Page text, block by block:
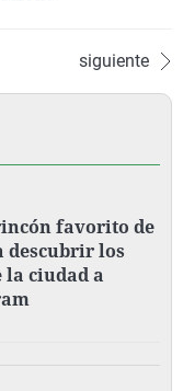
siguiente
favorito de
descubrir los
la ciudad a